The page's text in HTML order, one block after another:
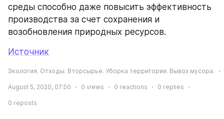
среды способно даже повысить эффективность
производства за счет сохранения и
возобновления природных ресурсов.
Источник
Экология. Отходы. Вторсырье. Уборка территории. Вывоз мусора.
August 5, 2020, 07:50 0 views 0 reactions 0 replies
0 reposts